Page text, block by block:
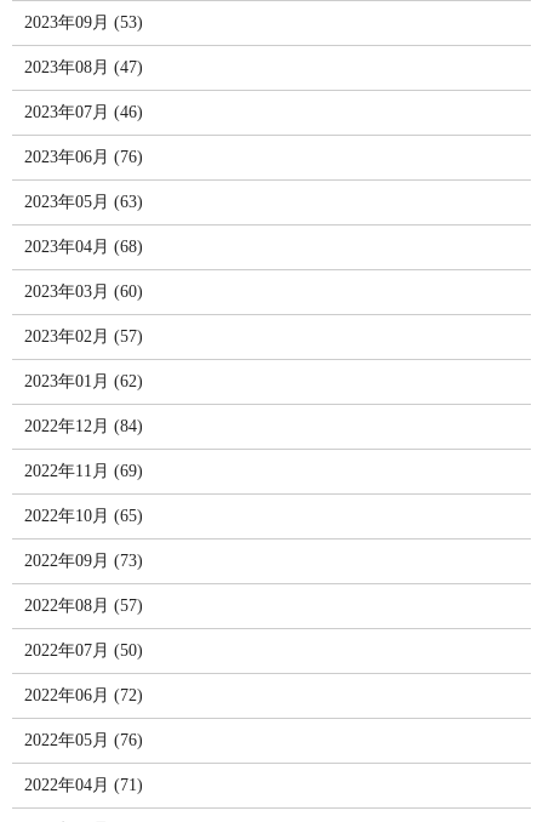
2023年09月 (53)
2023年08月 (47)
2023年07月 (46)
2023年06月 (76)
2023年05月 (63)
2023年04月 (68)
2023年03月 (60)
2023年02月 (57)
2023年01月 (62)
2022年12月 (84)
2022年11月 (69)
2022年10月 (65)
2022年09月 (73)
2022年08月 (57)
2022年07月 (50)
2022年06月 (72)
2022年05月 (76)
2022年04月 (71)